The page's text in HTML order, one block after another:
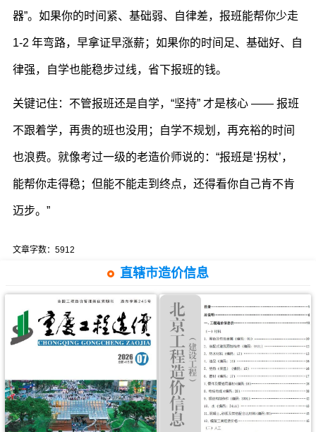
器”。如果你的时间紧、基础弱、自律差，报班能帮你少走
1-2 年弯路，早拿证早涨薪；如果你的时间足、基础好、自
律强，自学也能稳步过线，省下报班的钱。
关键记住：不管报班还是自学，“坚持” 才是核心 —— 报班
不跟着学，再贵的班也没用；自学不规划，再充裕的时间
也浪费。就像考过一级的老造价师说的：“报班是‘拐杖’，
能帮你走得稳；但能不能走到终点，还得看你自己肯不肯
迈步。”
文章字数：5912
直辖市造价信息